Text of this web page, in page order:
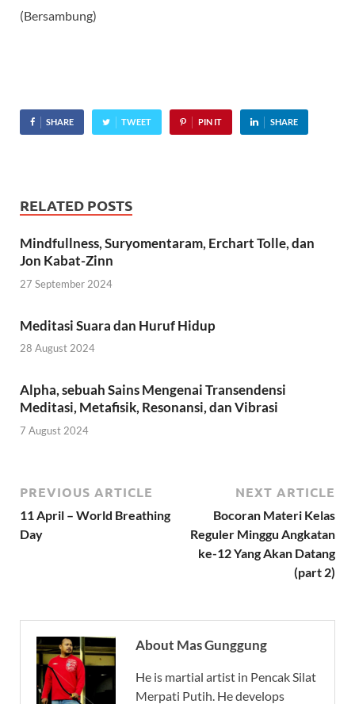
(Bersambung)
SHARE TWEET PIN IT SHARE
RELATED POSTS
Mindfullness, Suryomentaram, Erchart Tolle, dan
Jon Kabat-Zinn
27 September 2024
Meditasi Suara dan Huruf Hidup
28 August 2024
Alpha, sebuah Sains Mengenai Transendensi
Meditasi, Metafisik, Resonansi, dan Vibrasi
7 August 2024
PREVIOUS ARTICLE
11 April – World Breathing
Day
NEXT ARTICLE
Bocoran Materi Kelas
Reguler Minggu Angkatan
ke-12 Yang Akan Datang
(part 2)
About Mas Gunggung
He is martial artist in Pencak Silat
Merpati Putih. He develops